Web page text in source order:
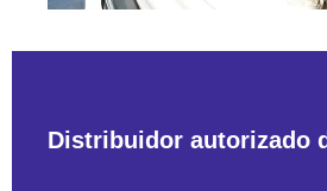
Distribuidor autorizado